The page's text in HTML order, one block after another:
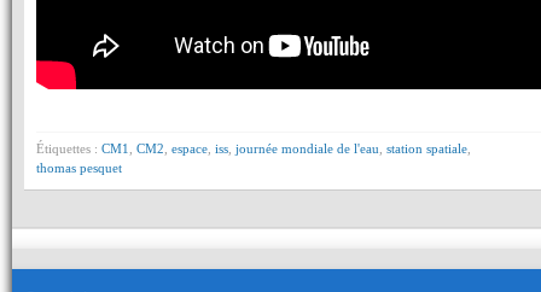
Étiquettes : CM1 CM2 espace iss journée mondiale de l'eau station spatiale
thomas pesquet